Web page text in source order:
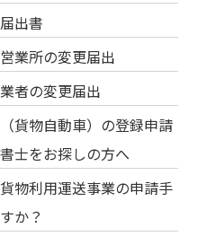
出書
業所の変更届出
者の変更届出
貨物自動車）の登録申請
士をお探しの方へ
物利用運送事業の申請手
か？